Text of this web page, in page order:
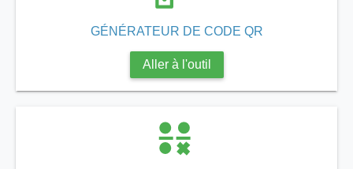
GÉNÉRATEUR DE CODE QR
Aller à l'outil